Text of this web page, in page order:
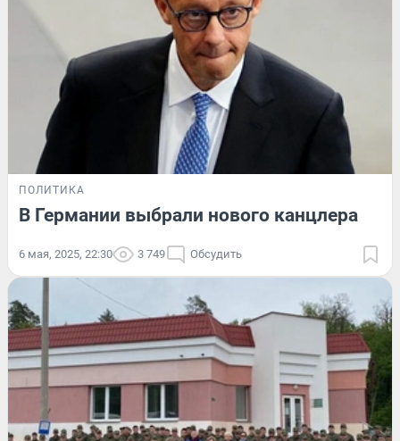
ПОЛИТИКА
В Германии выбрали нового канцлера
6 мая, 2025, 22:30 3 749 Обсудить